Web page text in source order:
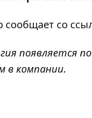
сообщает со
появляется
в компании.